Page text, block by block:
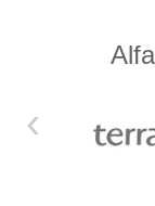
‹